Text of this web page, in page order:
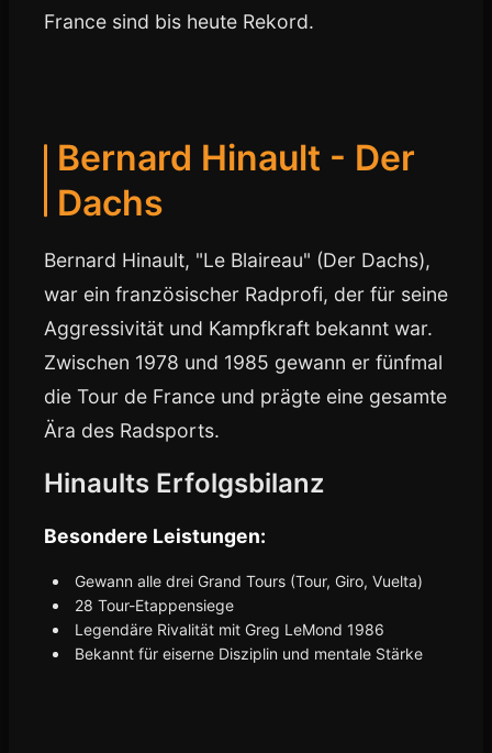
France sind bis heute Rekord.
Bernard Hinault - Der
Dachs
Bernard Hinault, "Le Blaireau" (Der Dachs),
war ein französischer Radprofi, der für seine
Aggressivität und Kampfkraft bekannt war.
Zwischen 1978 und 1985 gewann er fünfmal
die Tour de France und prägte eine gesamte
Ära des Radsports.
Hinaults Erfolgsbilanz
Besondere Leistungen:
Gewann alle drei Grand Tours (Tour, Giro, Vuelta)
28 Tour-Etappensiege
Legendäre Rivalität mit Greg LeMond 1986
Bekannt für eiserne Disziplin und mentale Stärke